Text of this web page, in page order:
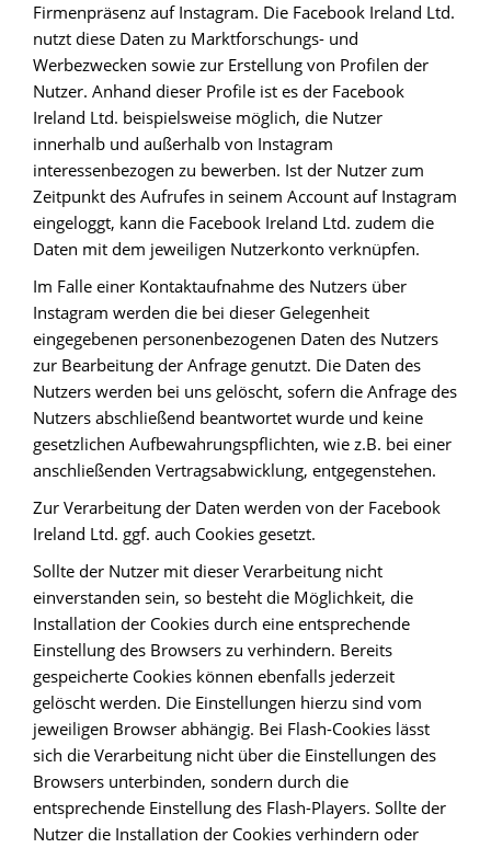
Firmenpräsenz auf Instagram. Die Facebook Ireland Ltd.
nutzt diese Daten zu Marktforschungs- und
Werbezwecken sowie zur Erstellung von Profilen der
Nutzer. Anhand dieser Profile ist es der Facebook
Ireland Ltd. beispielsweise möglich, die Nutzer
innerhalb und außerhalb von Instagram
interessenbezogen zu bewerben. Ist der Nutzer zum
Zeitpunkt des Aufrufes in seinem Account auf Instagram
eingeloggt, kann die Facebook Ireland Ltd. zudem die
Daten mit dem jeweiligen Nutzerkonto verknüpfen.
Im Falle einer Kontaktaufnahme des Nutzers über
Instagram werden die bei dieser Gelegenheit
eingegebenen personenbezogenen Daten des Nutzers
zur Bearbeitung der Anfrage genutzt. Die Daten des
Nutzers werden bei uns gelöscht, sofern die Anfrage des
Nutzers abschließend beantwortet wurde und keine
gesetzlichen Aufbewahrungspflichten, wie z.B. bei einer
anschließenden Vertragsabwicklung, entgegenstehen.
Zur Verarbeitung der Daten werden von der Facebook
Ireland Ltd. ggf. auch Cookies gesetzt.
Sollte der Nutzer mit dieser Verarbeitung nicht
einverstanden sein, so besteht die Möglichkeit, die
Installation der Cookies durch eine entsprechende
Einstellung des Browsers zu verhindern. Bereits
gespeicherte Cookies können ebenfalls jederzeit
gelöscht werden. Die Einstellungen hierzu sind vom
jeweiligen Browser abhängig. Bei Flash-Cookies lässt
sich die Verarbeitung nicht über die Einstellungen des
Browsers unterbinden, sondern durch die
entsprechende Einstellung des Flash-Players. Sollte der
Nutzer die Installation der Cookies verhindern oder